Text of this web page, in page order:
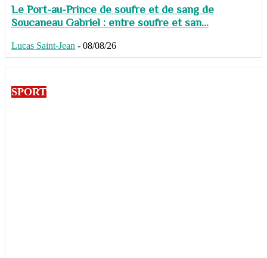
Le Port-au-Prince de soufre et de sang de
Soucaneau Gabriel : entre soufre et san...
Lucas Saint-Jean - 08/08/26
SPORT